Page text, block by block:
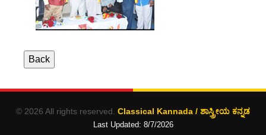
© 2026 All rights reserved. Classical Kannada / ಶಾಸ್ತ್ರೀಯ ಕನ್ನಡ
Last Updated: 8/7/2026